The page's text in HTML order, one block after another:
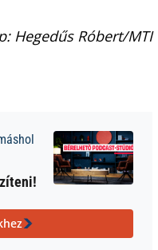
Hegedűs Róbert/MTI